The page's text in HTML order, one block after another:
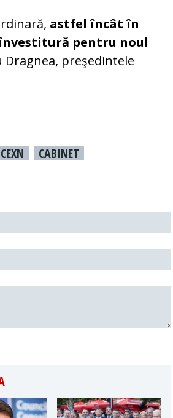
astfel încât în
pentru noul
preşedintele
CEXN
CABINET